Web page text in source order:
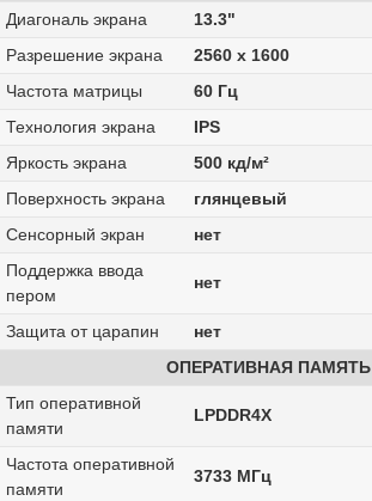
Диагональ экрана
13.3"
Разрешение экрана
2560 x 1600
Частота матрицы
60 Гц
Технология экрана
IPS
Яркость экрана
500 кд/м²
Поверхность экрана
глянцевый
Сенсорный экран
нет
Поддержка ввода
пером
нет
Защита от царапин
нет
ОПЕРАТИВНАЯ ПАМЯТЬ
Тип оперативной
памяти
LPDDR4X
Частота оперативной
памяти
3733 МГц